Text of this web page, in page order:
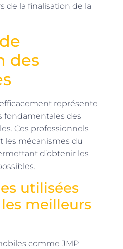
de la finalisation de la
des
représente
fondamentales des
Ces professionnels
les mécanismes du
d’obtenir les
utilisées
meilleurs
comme JMP